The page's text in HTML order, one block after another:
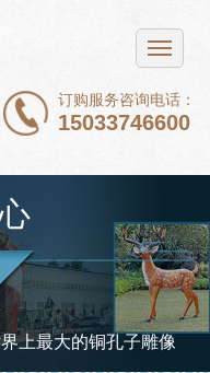
订购服务咨询电话：
15033746600
雕塑
雕
钢雕塑
中心
展示
上最大的铜孔子雕像